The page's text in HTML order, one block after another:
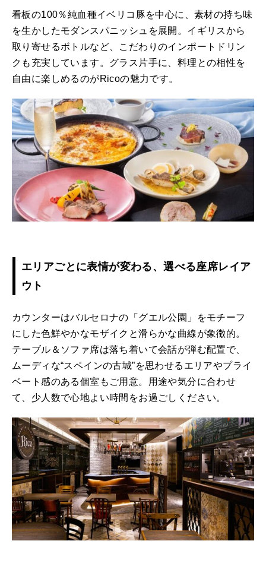
看板の100％純血種イベリコ豚を中心に、素材の持ち味
を生かしたモダンスパニッシュを展開。イギリスから
取り寄せるボトルなど、こだわりのインポートドリン
クも充実しています。グラス片手に、料理との相性を
自由に楽しめるのがRicoの魅力です。
エリアごとに表情が変わる、選べる座席レイア
ウト
カウンターはバルセロナの「グエル公園」をモチーフ
にした色鮮やかなモザイクと滑らかな曲線が象徴的。
テーブル＆ソファ席は落ち着いて会話が弾む配置で、
ムーディな“スペインの古城”を思わせるエリアやプライ
ベート感のある個室もご用意。用途や気分に合わせ
て、少人数で心地よい時間をお過ごしください。